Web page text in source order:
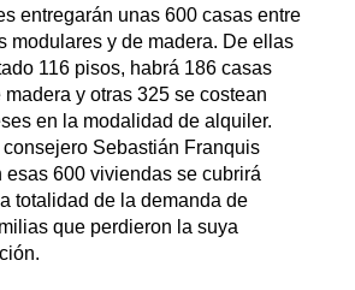
entregarán unas 600 casas entre
modulares y de madera. De ellas
116 pisos, habrá 186 casas
y otras 325 se costean
en la modalidad de alquiler.
consejero Sebastián Franquis
esas 600 viviendas se cubrirá
totalidad de la demanda de
que perdieron la suya